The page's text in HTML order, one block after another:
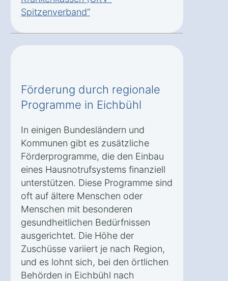
Spitzenverband“
Förderung durch regionale
Programme in Eichbühl
In einigen Bundesländern und
Kommunen gibt es zusätzliche
Förderprogramme, die den Einbau
eines Hausnotrufsystems finanziell
unterstützen. Diese Programme sind
oft auf ältere Menschen oder
Menschen mit besonderen
gesundheitlichen Bedürfnissen
ausgerichtet. Die Höhe der
Zuschüsse variiert je nach Region,
und es lohnt sich, bei den örtlichen
Behörden in Eichbühl nach